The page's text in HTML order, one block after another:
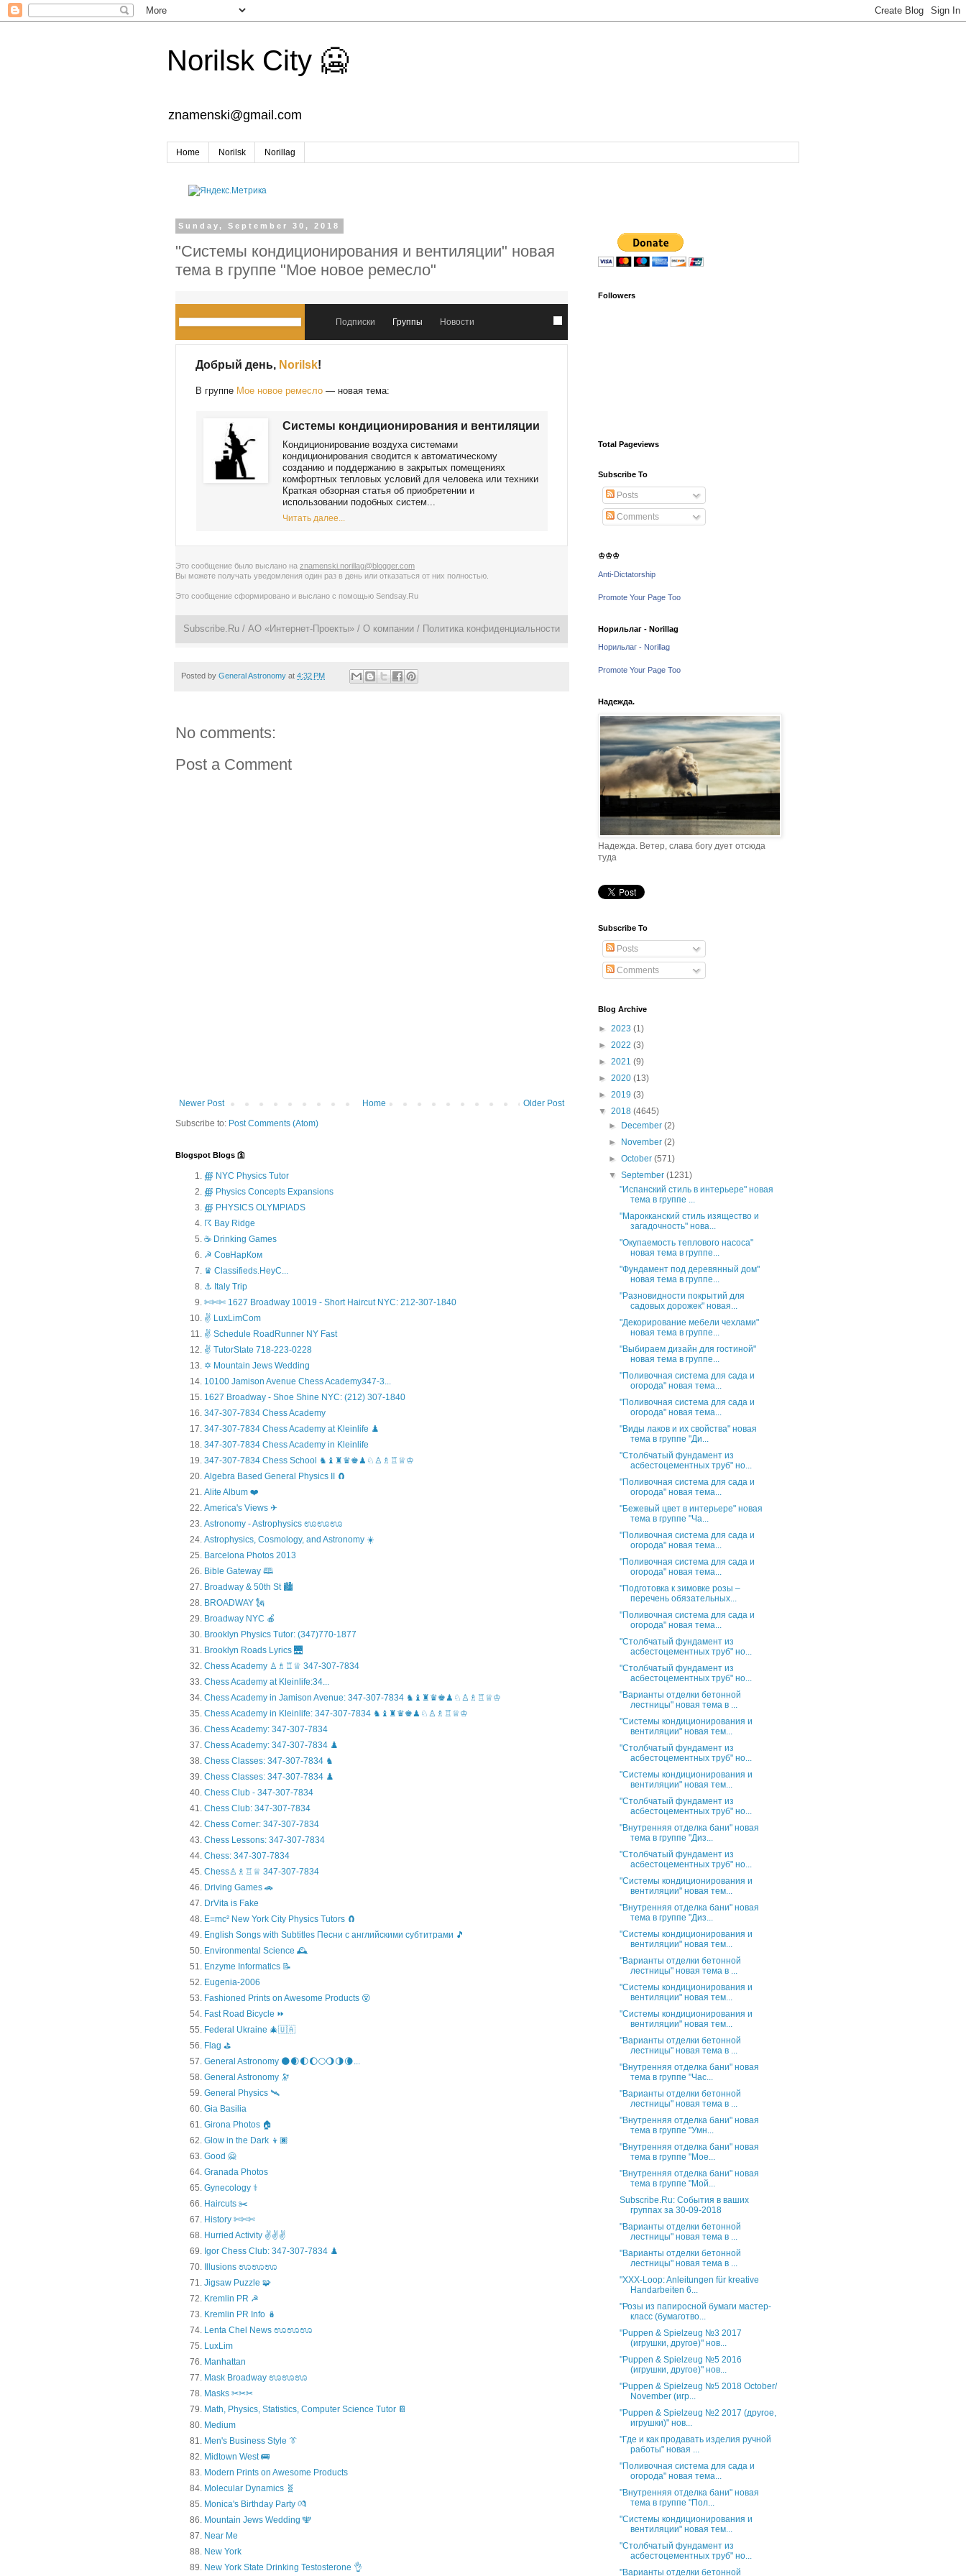
Norilsk City 🥶
znamenski@gmail.com
Home Norilsk Norillag
Sunday, September 30, 2018
"Системы кондиционирования и вентиляции" новая
тема в группе "Мое новое ремесло"
Подписки Группы Новости
Добрый день, Norilsk!
В группе Мое новое ремесло — новая тема:
Системы кондиционирования и вентиляции
Кондиционирование воздуха системами
кондиционирования сводится к автоматическому
созданию и поддержанию в закрытых помещениях
комфортных тепловых условий для человека или техники
Краткая обзорная статья об приобретении и
использовании подобных систем...
Читать далее...
Это сообщение было выслано на znamenski.norillag@blogger.com
Вы можете получать уведомления один раз в день или отказаться от них полностью
Это сообщение сформировано и выслано с помощью Sendsay.Ru
Subscribe.Ru / АО «Интернет-Проекты» / О компании / Политика конфиденциальности
Posted by General Astronomy at 4:32 PM
No comments:
Post a Comment
Newer Post Older Post
Home
Subscribe to: Post Comments (Atom)
Blogspot Blogs 🛐
∰ NYC Physics Tutor
∰ Physics Concepts Expansions
∰ PHYSICS OLYMPIADS
☈ Bay Ridge
☕ Drinking Games
☭ СовНарКом
♛ Classifieds.HeyC...
⚓ Italy Trip
✄✄✄ 1627 Broadway 10019 - Short Haircut NYC: 212-307-1840
✌ LuxLimCom
✌ Schedule RoadRunner NY Fast
✌ TutorState 718-223-0228
✡ Mountain Jews Wedding
10100 Jamison Avenue Chess Academy347-3...
1627 Broadway - Shoe Shine NYC: (212) 307-1840
347-307-7834 Chess Academy
347-307-7834 Chess Academy at Kleinlife ♟️
347-307-7834 Chess Academy in Kleinlife
347-307-7834 Chess School ♞♝♜♛♚♟♘♙♗♖♕♔
Algebra Based General Physics II 🧲
Alite Album ❤️
America's Views ✈
Astronomy - Astrophysics ಊಊಊ
Astrophysics, Cosmology, and Astronomy ☀️
Barcelona Photos 2013
Bible Gateway 🕮
Broadway & 50th St 🏙️
BROADWAY 🗽
Broadway NYC 🍎
Brooklyn Physics Tutor: (347)770-1877
Brooklyn Roads Lyrics 🌉
Chess Academy ♙♗♖♕ 347-307-7834
Chess Academy at Kleinlife:34...
Chess Academy in Jamison Avenue: 347-307-7834 ♞♝♜♛♚♟♘♙♗♖♕♔
Chess Academy in Kleinlife: 347-307-7834 ♞♝♜♛♚♟♘♙♗♖♕♔
Chess Academy: 347-307-7834
Chess Academy: 347-307-7834 ♟️
Chess Classes: 347-307-7834 ♞
Chess Classes: 347-307-7834 ♟️
Chess Club - 347-307-7834
Chess Club: 347-307-7834
Chess Corner: 347-307-7834
Chess Lessons: 347-307-7834
Chess: 347-307-7834
Chess♙♗♖♕ 347-307-7834
Driving Games 🚗
DrVita is Fake
E=mc² New York City Physics Tutors 🧲
English Songs with Subtitles Песни с английскими субтитрами 🎵
Environmental Science 🕰️
Enzyme Informatics 📝
Eugenia-2006
Fashioned Prints on Awesome Products 😵
Fast Road Bicycle ⏩
Federal Ukraine 🎄🇺🇦
Flag ⛳
General Astronomy 🌑🌒🌓🌔🌕🌖🌗🌘...
General Astronomy 🔭
General Physics 🛰
Gia Basilia
Girona Photos 🏠
Glow in the Dark 👦🏿
Good 🙅
Granada Photos
Gynecology ⚕️
Haircuts ✂️
History ✄✄✄
Hurried Activity ✌✌✌
Igor Chess Club: 347-307-7834 ♟️
Illusions ಊಊಊ
Jigsaw Puzzle 🧩
Kremlin PR ☭
Kremlin PR Info 🪆
Lenta Chel News ಊಊಊ
LuxLim
Manhattan
Mask Broadway ಊಊಊ
Masks ✂✂✂
Math, Physics, Statistics, Computer Science Tutor 📔
Medium
Men's Business Style 👔
Midtown West 🚌
Modern Prints on Awesome Products
Molecular Dynamics 🧬
Monica's Birthday Party 💏
Mountain Jews Wedding 🕎
Near Me
New York
New York State Drinking Testosterone 👌
Followers
Total Pageviews
Subscribe To
Posts
Comments
♔♔♔
Anti-Dictatorship
Promote Your Page Too
Норильлаг - Norillag
Норильлаг - Norillag
Promote Your Page Too
Надежда.
Надежда. Ветер, слава богу дует отсюда
туда
Subscribe To
Posts
Comments
Blog Archive
► 2023 (1)
► 2022 (3)
► 2021 (9)
► 2020 (13)
► 2019 (3)
▼ 2018 (4645)
►
December(2)
►
November(2)
►October(571)
▼September(1231)
"Испанский стиль в интерьере" новая
тема в группе ...
"Марокканский стиль изящество и
загадочность" нова...
"Окупаемость теплового насоса"
новая тема в группе...
"Фундамент под деревянный дом"
новая тема в группе...
"Разновидности покрытий для
садовых дорожек" новая...
"Декорирование мебели чехлами"
новая тема в группе...
"Выбираем дизайн для гостиной"
новая тема в группе...
"Поливочная система для сада и
огорода" новая тема...
"Поливочная система для сада и
огорода" новая тема...
"Виды лаков и их свойства" новая
тема в группе "Ди...
"Столбчатый фундамент из
асбестоцементных труб" но...
"Поливочная система для сада и
огорода" новая тема...
"Бежевый цвет в интерьере" новая
тема в группе "Ча...
"Поливочная система для сада и
огорода" новая тема...
"Поливочная система для сада и
огорода" новая тема...
"Подготовка к зимовке розы –
перечень обязательных...
"Поливочная система для сада и
огорода" новая тема...
"Столбчатый фундамент из
асбестоцементных труб" но...
"Столбчатый фундамент из
асбестоцементных труб" но...
"Варианты отделки бетонной
лестницы" новая тема в ...
"Системы кондиционирования и
вентиляции" новая тем...
"Столбчатый фундамент из
асбестоцементных труб" но...
"Системы кондиционирования и
вентиляции" новая тем...
"Столбчатый фундамент из
асбестоцементных труб" но...
"Внутренняя отделка бани" новая
тема в группе "Диз...
"Столбчатый фундамент из
асбестоцементных труб" но...
"Системы кондиционирования и
вентиляции" новая тем...
"Внутренняя отделка бани" новая
тема в группе "Диз...
"Системы кондиционирования и
вентиляции" новая тем...
"Варианты отделки бетонной
лестницы" новая тема в ...
"Системы кондиционирования и
вентиляции" новая тем...
"Системы кондиционирования и
вентиляции" новая тем...
"Варианты отделки бетонной
лестницы" новая тема в ...
"Внутренняя отделка бани" новая
тема в группе "Час...
"Варианты отделки бетонной
лестницы" новая тема в ...
"Внутренняя отделка бани" новая
тема в группе "Умн...
"Внутренняя отделка бани" новая
тема в группе "Мое...
"Внутренняя отделка бани" новая
тема в группе "Мой...
Subscribe.Ru: События в ваших
группах за 30-09-2018
"Варианты отделки бетонной
лестницы" новая тема в ...
"Варианты отделки бетонной
лестницы" новая тема в ...
"XXX-Loop: Anleitungen für kreative
Handarbeiten 6...
"Розы из папиросной бумаги мастер-
класс (бумаготво...
"Puppen & Spielzeug №3 2017
(игрушки, другое)" нов...
"Puppen & Spielzeug №5 2016
(игрушки, другое)" нов...
"Puppen & Spielzeug №5 2018 October/
November (игр...
"Puppen & Spielzeug №2 2017 (другое,
игрушки)" нов...
"Где и как продавать изделия ручной
работы" новая ...
"Поливочная система для сада и
огорода" новая тема...
"Внутренняя отделка бани" новая
тема в группе "Пол...
"Системы кондиционирования и
вентиляции" новая тем...
"Столбчатый фундамент из
асбестоцементных труб" но...
"Варианты отделки бетонной